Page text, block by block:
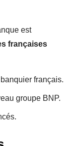
est
françaises
français.
groupe BNP.